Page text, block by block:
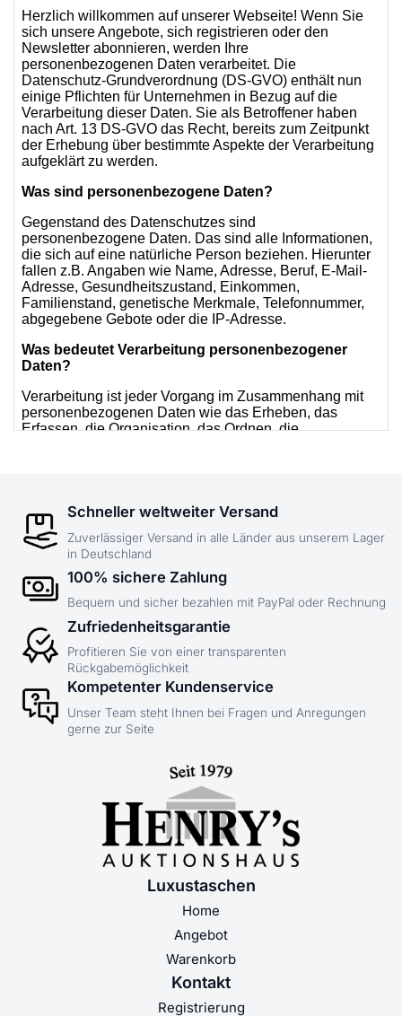
Schneller weltweiter Versand
Zuverlässiger Versand in alle Länder aus unserem Lager
in Deutschland
100% sichere Zahlung
Bequem und sicher bezahlen mit PayPal oder Rechnung
Zufriedenheitsgarantie
Profitieren Sie von einer transparenten
Rückgabemöglichkeit
Kompetenter Kundenservice
Unser Team steht Ihnen bei Fragen und Anregungen
gerne zur Seite
Luxustaschen
Home
Angebot
Warenkorb
Kontakt
Registrierung